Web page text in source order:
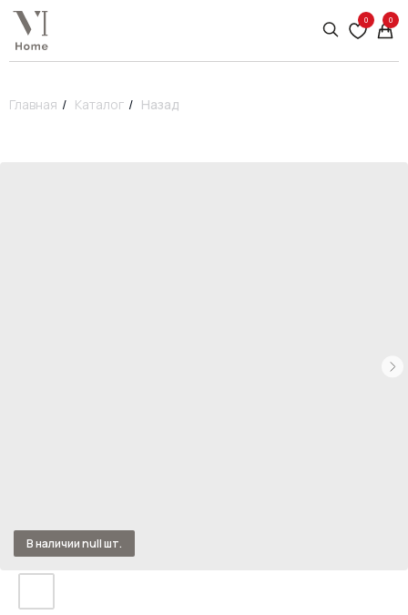
0 0
Главная / Каталог / Назад